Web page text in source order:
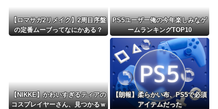
【ロマサガ2リメイク】2周目序盤
の定番ムーブってなにかある？
PS5ユーザー俺の今年楽しみなゲ
ームランキングTOP10
【NIKKE】かわいすぎるティアの
コスプレイヤーさん、見つかるｗ
【朗報】柔らかい布、PS5で必須
アイテムだった